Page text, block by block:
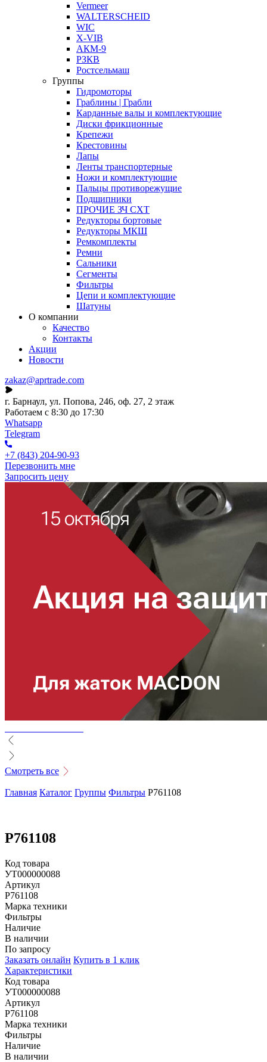
Vermeer
WALTERSCHEID
WIC
X-VIB
АКМ-9
РЗКВ
Ростсельмаш
Группы
Гидромоторы
Граблины | Грабли
Карданные валы и комплектующие
Диски фрикционные
Крепежи
Крестовины
Лапы
Ленты транспортерные
Ножи и комплектующие
Пальцы противорежущие
Подшипники
ПРОЧИЕ ЗЧ СХТ
Редукторы бортовые
Редукторы МКШ
Ремкомплекты
Ремни
Сальники
Сегменты
Фильтры
Цепи и комплектующие
Шатуны
О компании
Качество
Контакты
Акции
Новости
zakaz@aprtrade.com
г. Барнаул, ул. Попова, 246, оф. 27, 2 этаж
Работаем с 8:30 до 17:30
Whatsapp
Telegram
+7 (843) 204-90-93
Перезвонить мне
Запросить цену
Смотреть все
Главная Каталог Группы Фильтры P761108
P761108
Код товара
УТ000000088
Артикул
P761108
Марка техники
Фильтры
Наличие
В наличии
По запросу
Заказать онлайн Купить в 1 клик
Характеристики
Код товара
УТ000000088
Артикул
P761108
Марка техники
Фильтры
Наличие
В наличии